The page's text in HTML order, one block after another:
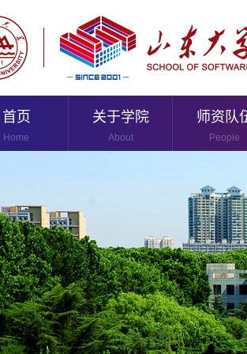
首页
Home
关于学院
About
师资队
People